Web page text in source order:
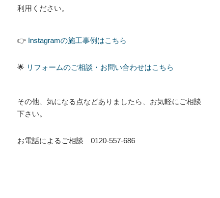
利用ください。
👉 Instagramの施工事例はこちら
🌟 リフォームのご相談・お問い合わせはこちら
その他、気になる点などありましたら、お気軽にご相談
下さい。
お電話によるご相談 0120-557-686